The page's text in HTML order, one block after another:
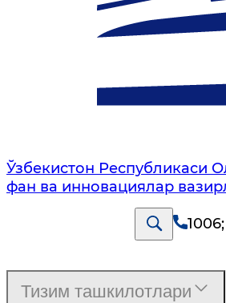
Ўзбекистон Республикаси
фан ва инновациялар
1006;
Тизим ташкилотлари